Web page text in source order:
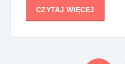
CZYTAJ WIĘCEJ